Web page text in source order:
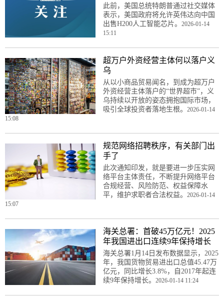
此前，美国总统特朗普通过社交媒体
表示，美国政府将允许英伟达向中国
出售H200人工智能芯片。 2026-01-14
15:11
超万户外资经营主体何以落户义
乌
从以小商品贸易闻名，到成为超万户
外资经营主体落户的“世界超市”，义
乌持续以开放的姿态拥抱国际市场，
吸引全球投资者落地生根。 2026-01-14
15:08
规范网络招聘秩序，有关部门出
手了
此次通知印发，就是要进一步压实网
络平台主体责任，不断提升网络平台
合规经营、风险防范、权益保障水
平，维护求职者合法权益。 2026-01-14
15:07
海关总署：首破45万亿元！2025
年我国进出口连续9年保持增长
海关总署1月14日发布数据显示，2025
年，我国货物贸易进出口总值45.47万
亿元，同比增长3.8%，自2017年起连
续9年保持增长。 2026-01-14 11:24